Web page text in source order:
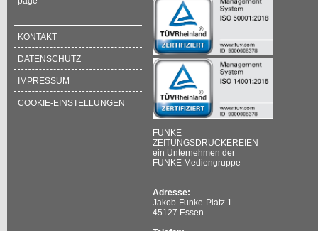
KONTAKT
DATENSCHUTZ
IMPRESSUM
COOKIE-EINSTELLUNGEN
FUNKE
ZEITUNGSDRUCKEREIEN
ein Unternehmen der
FUNKE Mediengruppe
Adresse:
Jakob-Funke-Platz 1
45127 Essen